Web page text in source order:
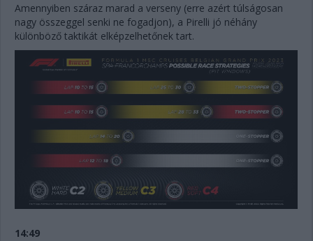
Amennyiben száraz marad a verseny (erre azért túlságosan
nagy összeggel senki ne fogadjon), a Pirelli jó néhány
különböző taktikát elképzelhetőnek tart.
14:49